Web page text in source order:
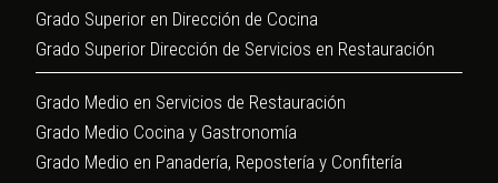
Grado Superior en Dirección de Cocina
Grado Superior Dirección de Servicios en Restauración
Grado Medio en Servicios de Restauración
Grado Medio Cocina y Gastronomía
Grado Medio en Panadería, Repostería y Confitería